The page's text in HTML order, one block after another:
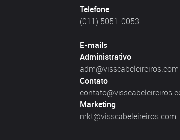
Telefone
(011) 5051-0053
E-mails
Administrativo
adm@visscabeleireiros.com
Contato
Marketing
mkt@visscabeleireiros.com